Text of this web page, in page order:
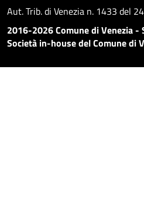
Aut. Trib. di Venezia n. 1433 del
2016-2026 Comune di Venezia -
Società in-house del Comune di